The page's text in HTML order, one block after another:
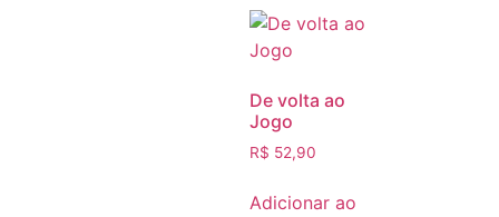
De volta ao
Jogo
R$ 52,90
Adicionar ao